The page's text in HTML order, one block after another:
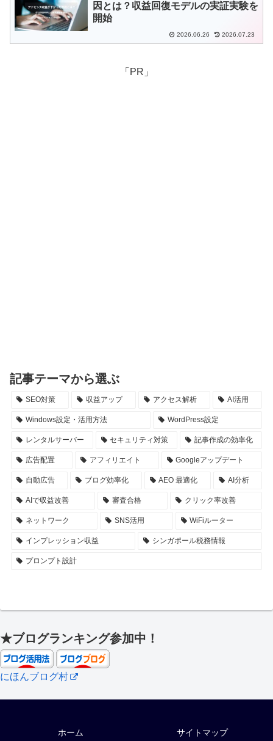
因とは？収益回復モデルの実証実験を
開始
2026.06.26 2026.07.23
「PR」
記事テーマから選ぶ
SEO対策 収益アップ アクセス解析 AI活用
Windows設定・活用方法 WordPress設定
レンタルサーバー セキュリティ対策 記事作成の効率化
広告配置 アフィリエイト Googleアップデート
自動広告 ブログ効率化 AEO 最適化 AI分析
AIで収益改善 審査合格 クリック率改善
ネットワーク SNS活用 WiFiルーター
インプレッション収益 シンガポール税務情報
プロンプト設計
★ブログランキング参加中！
にほんブログ村
ホーム サイトマップ